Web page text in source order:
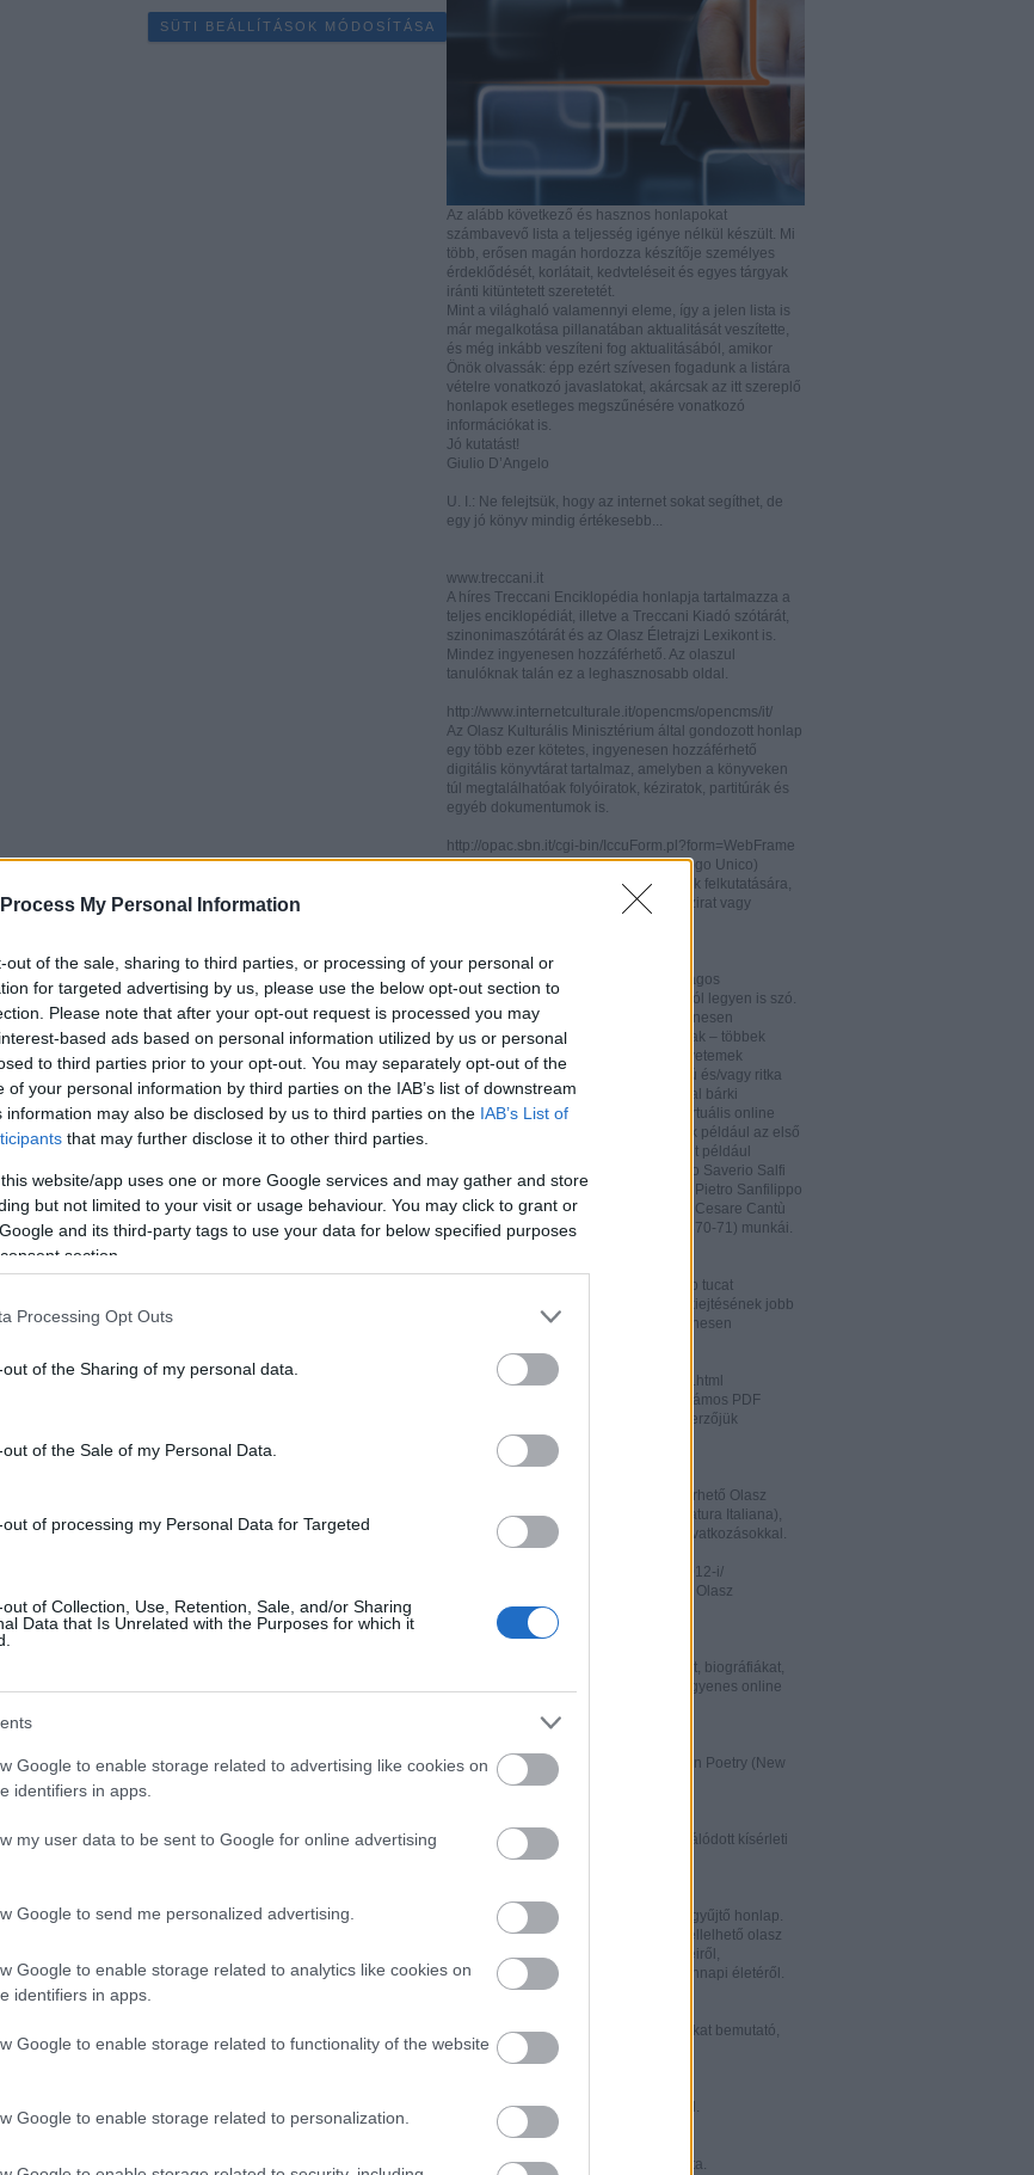
My Personal Information
out of the sale, sharing to third parties, or processing of your personal or
for targeted advertising by us, please use the below opt-out section to
Please note that after your opt-out request is processed you may
based ads based on personal information utilized by us or personal
to third parties prior to your opt-out. You may separately opt-out of the
of your personal information by third parties on the IAB’s list of downstream
information may also be disclosed by us to third parties on the IAB’s List of
that may further disclose it to other third parties.
website/app uses one or more Google services and may gather and store
but not limited to your visit or usage behaviour. You may click to grant or
and its third-party tags to use your data for below specified purposes
section.
Processing Opt Outs
of the Sharing of my personal data.
of the Sale of my Personal Data.
of processing my Personal Data for Targeted
of Collection, Use, Retention, Sale, and/or Sharing
Data that Is Unrelated with the Purposes for which it
Google to enable storage related to advertising like cookies on
identifiers in apps.
my user data to be sent to Google for online advertising
Google to send me personalized advertising.
Google to enable storage related to analytics like cookies on
identifiers in apps.
Google to enable storage related to functionality of the website
Google to enable storage related to personalization.
Az alább következő és hasznos honlapokat
számbavevő lista a teljesség igénye nélkül készült. Mi
több, erősen magán hordozza készítője személyes
érdeklődését, korlátait, kedvteléseit és egyes tárgyak
iránti kitüntetett szeretetét.
Mint a világhaló valamennyi eleme, így a jelen lista is
már megalkotása pillanatában aktualitását veszítette,
és még inkább veszíteni fog aktualitásából, amikor
Önök olvassák: épp ezért szívesen fogadunk a listára
vételre vonatkozó javaslatokat, akárcsak az itt szereplő
honlapok esetleges megszűnésére vonatkozó
információkat is.
Jó kutatást!
Giulio D’Angelo
U. I.: Ne felejtsük, hogy az internet sokat segíthet, de
egy jó könyv mindig értékesebb...
www.treccani.it
A híres Treccani Enciklopédia honlapja tartalmazza a
teljes enciklopédiát, illetve a Treccani Kiadó szótárát,
szinonimaszótárát és az Olasz Életrajzi Lexikont is.
Mindez ingyenesen hozzáférhető. Az olaszul
tanulóknak talán ez a leghasznosabb oldal.
http://www.internetculturale.it/opencms/opencms/it/
Az Olasz Kulturális Minisztérium által gondozott honlap
egy több ezer kötetes, ingyenesen hozzáférhető
digitális könyvtárat tartalmaz, amelyben a könyveken
túl megtalálhatóak folyóiratok, kéziratok, partitúrák és
egyéb dokumentumok is.
http://opac.sbn.it/cgi-bin/IccuForm.pl?form=WebFrame
Az ICCU (Istituto Centrale per il Catalogo Unico)
keresőrendszere. Hasznos lehet annak felkutatására,
hogy hol lelhető fel egy-egy könyv, kézirat vagy
http://books.google.it/
A könyveknek és folyóiratoknak valóságos
kincseskamrája ez, bármelyik századról legyen is szó.
Ezen az oldalon olvashatóak és ingyenesen
letölthetőek minden nemzetiségű írónak – többek
között olaszoknak is – az amerikai egyetemek
könyvtáraiban digitalizált, első kiadású és/vagy ritka
könyvei. Egy Google vagy Gmail fiókkal bárki
létrehozhatja és megőrizheti a saját virtuális online
könyvtárát. A honlapon megtalálhatóak például az első
olasz irodalomtörténeti munkák is, mint például
Girolamo Tiraboschi (1825), Francesco Saverio Salfi
(1834), Giuseppe Maffei (1852-1853), Pietro Sanfilippo
(1859), Paolo Emiliani-Giudici (1863), Cesare Cantù
(1865) vagy Francesco De Sanctis (1870-71) munkái.
2.495 e-könyv, 6.320 zenei darab, több tucat
hangoskönyv segíthet az olasz nyelv kiejtésének jobb
elsajátításában. Valamennyi file ingyenesen
http://www.letteraturaitaliana.net/index.html
Az előzőhöz nagyon hasonló oldal, számos PDF
formátumú olasz irodalmi művel és szerzőjük
életrajzával gazdagítva.
Antonio Piromalli ingyenesen hozzáférhető Olasz
irodalomtörténet-e (Storia della Letteratura Italiana),
digitális keresőprogrammal és hiperhivatkozásokkal.
http://www3.unibo.it/boll900/numeri/2012-i/
«Bollettino '900». A Bolognai Egyetem Olasz
Tanszékének online folyóirata.
Régi és kortárs olasz irodalmi műveket, biográfiákat,
szerzőket és recenziókat bemutató, ingyenes online
Gradiva - International Journal of Italian Poetry (New
York - Roma)
Az iskolai irodalomoktatásra specializálódott kísérleti
folyóirat.
A világ italianisztikai folyóiratait egybegyűjtő honlap.
Számos információt kínál a világban fellelhető olasz
tanszékek folyóiratairól, kiadott könyveiről,
publikációiról, ösztöndíjairól és mindennapi életéről.
Régi és ritka történelmi dokumentumokat bemutató,
érdekes és könnyen átlátható honlap.
Irodalmi és egyéb témákat kínáló oldal.
A rangos olasz folyóirat online változata.
SÜTI BEÁLLÍTÁSOK MÓDOSÍTÁSA